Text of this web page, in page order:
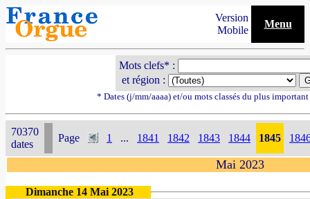
Version
Mobile
Menu
Mots clefs* :
et région :
* Dates (j/mm/aaaa) et/ou mots classés du plus
70370
dates
Page 1 ... 1841 1842 1843 1844 1845
Mai 2023
Dimanche 14 Mai 2023